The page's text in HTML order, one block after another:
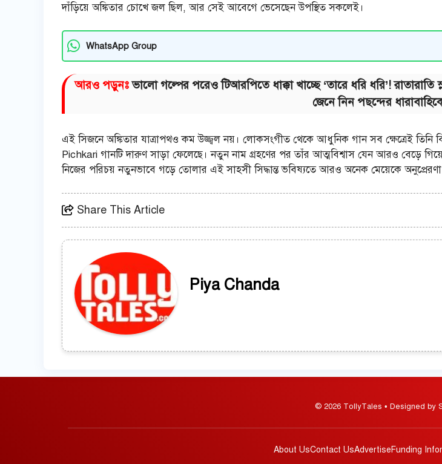
দাঁড়িয়ে অঙ্কিতার চোখে জল ছিল, আর সেই আবেগে ভেসেছেন উপস্থিত সকলেই।
WhatsApp Group
আরও পড়ুনঃভালো গল্পের পরেও টিআরপিতে ধাক্কা খাচ্ছে ‘তারে ধরি ধরি’!
জেনে নিন পছন্দের
এই সিজনে অঙ্কিতার যাত্রাপথও কম উজ্জ্বল নয়। লোকসংগীত থেকে আধুনিক গান সব ক্ষেত্রেই তিনি
Pichkari গানটি দারুণ সাড়া ফেলেছে। নতুন নাম গ্রহণের পর তাঁর আত্মবিশ্বাস যেন আরও বেড়ে
নিজের পরিচয় নতুনভাবে গড়ে তোলার এই সাহসী সিদ্ধান্ত ভবিষ্যতে আরও অনেক মেয়েকে অনুপ্রেরণা
Share This Article
Piya Chanda
© 2026 TollyTales • Designed by
About UsContact UsAdvertiseFunding